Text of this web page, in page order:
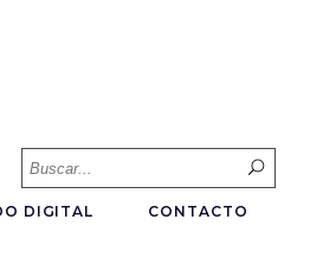
for:
DIGITAL CONTACTO